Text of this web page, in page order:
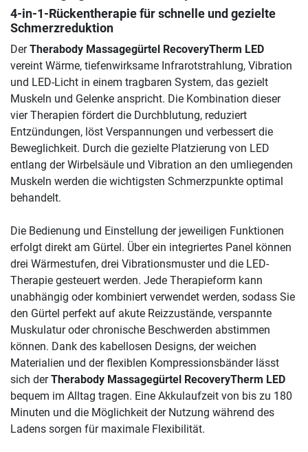
4-in-1-Rückentherapie für schnelle und gezielte
Schmerzreduktion
DerTherabody Massagegürtel RecoveryTherm LED
vereint Wärme, tiefenwirksame Infrarotstrahlung, Vibration
und LED-Licht in einem tragbaren System, das gezielt
Muskeln und Gelenke anspricht. Die Kombination dieser
vier Therapien fördert die Durchblutung, reduziert
Entzündungen, löst Verspannungen und verbessert die
Beweglichkeit. Durch die gezielte Platzierung von LED
entlang der Wirbelsäule und Vibration an den umliegenden
Muskeln werden die wichtigsten Schmerzpunkte optimal
behandelt.
Die Bedienung und Einstellung der jeweiligen Funktionen
erfolgt direkt am Gürtel. Über ein integriertes Panel können
drei Wärmestufen, drei Vibrationsmuster und die LED-
Therapie gesteuert werden. Jede Therapieform kann
unabhängig oder kombiniert verwendet werden, sodass Sie
den Gürtel perfekt auf akute Reizzustände, verspannte
Muskulatur oder chronische Beschwerden abstimmen
können. Dank des kabellosen Designs, der weichen
Materialien und der flexiblen Kompressionsbänder lässt
sich derTherabody Massagegürtel RecoveryTherm LED
bequem im Alltag tragen. Eine Akkulaufzeit von bis zu 180
Minuten und die Möglichkeit der Nutzung während des
Ladens sorgen für maximale Flexibilität.